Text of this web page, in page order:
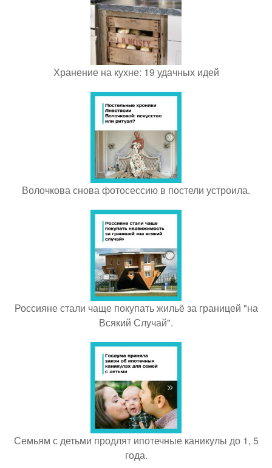
Хранение на кухне: 19 удачных идей
Волочкова снова фотосессию в постели устроила.
Россияне стали чаще покупать жильё за границей "на
Всякий Случай".
Семьям с детьми продлят ипотечные каникулы до 1, 5
года.